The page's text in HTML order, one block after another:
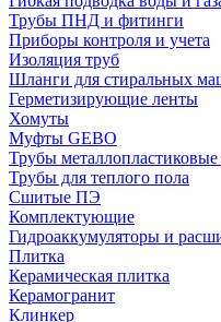
Трубы ПНД и фитинги
Приборы контроля и учета
Изоляция труб
Шланги для стиральных
Герметизирующие ленты
Хомуты
Муфты GEBO
Трубы
Трубы для теплого пола
Сшитые ПЭ
Комплектующие
Гидроаккумуляторы и
Плитка
Керамическая плитка
Керамогранит
Клинкер